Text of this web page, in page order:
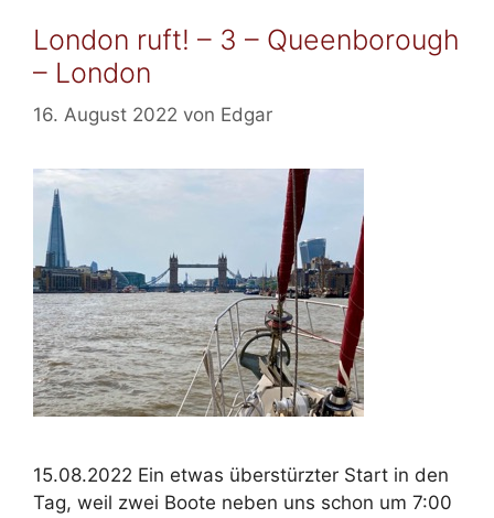
London ruft! – 3 – Queenborough
– London
16. August 2022 von Edgar
15.08.2022 Ein etwas überstürzter Start in den
Tag, weil zwei Boote neben uns schon um 7:00